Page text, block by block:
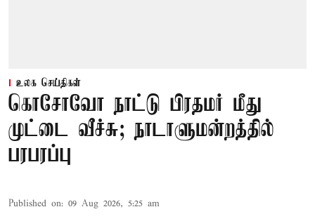
உலக செய்திகள்
கொசோவோ நாட்டு பிரதமர் மீது
முட்டை வீச்சு; நாடாளுமன்றத்தில்
பரபரப்பு
Published on: 09 Aug 2026, 5:25 am